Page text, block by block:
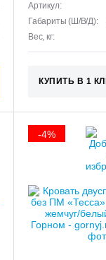
Артикул:
Габариты (Ш/В/Д):
Вес, кг:
КУПИТЬ В 1
-4%